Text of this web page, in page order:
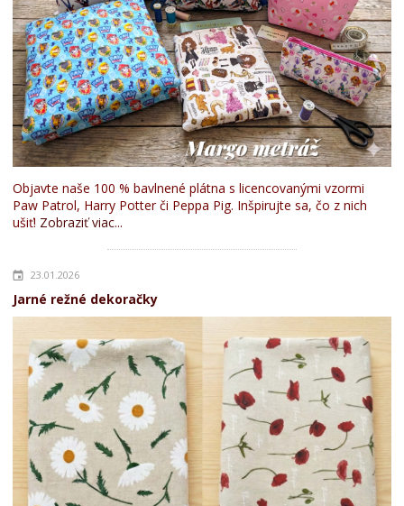
Objavte naše 100 % bavlnené plátna s licencovanými vzormi
Paw Patrol, Harry Potter či Peppa Pig. Inšpirujte sa, čo z nich
ušiť! Zobraziť viac...
23.01.2026
Jarné režné dekoračky